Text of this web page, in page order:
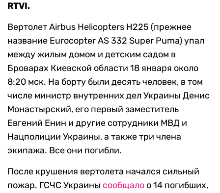
RTVI.
Вертолет Airbus Helicopters H225 (прежнее
название Eurocopter AS 332 Super Puma) упал
между жилым домом и детским садом в
Броварах Киевской области 18 января около
8:20 мск. На борту были десять человек, в том
числе министр внутренних дел Украины Денис
Монастырский, его первый заместитель
Евгений Енин и другие сотрудники МВД и
Нацполиции Украины, а также три члена
экипажа. Все они погибли.
После крушения вертолета начался сильный
пожар. ГСЧС Украины сообщало о 14 погибших,